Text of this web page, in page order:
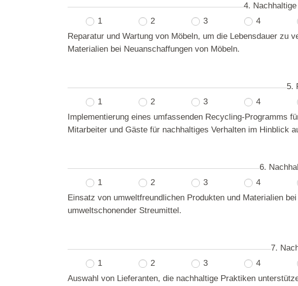
4.
1
2 3 4
Reparatur und Wartung von Möbeln, um die Lebensdauer zu
Materialien bei Neuanschaffungen von Möbeln.
5.
1
2 3 4
Implementierung eines umfassenden Recycling-Programms
Mitarbeiter und Gäste für nachhaltiges Verhalten im Hinblick
6.
1
2 3 4
Einsatz von umweltfreundlichen Produkten und Materialien
umweltschonender Streumittel.
7.
1
2 3 4
Auswahl von Lieferanten, die nachhaltige Praktiken